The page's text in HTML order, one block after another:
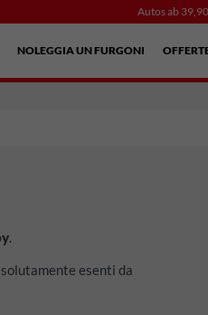
Autos ab
NOLEGGIA UN FURGONI
.
esenti da